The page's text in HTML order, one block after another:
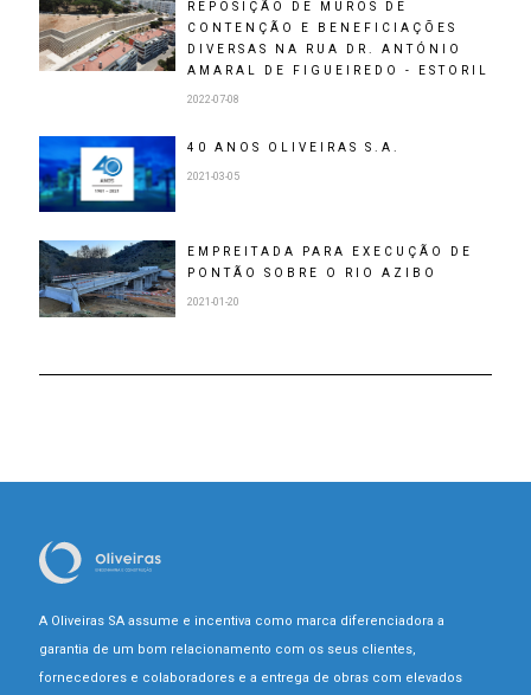
REPOSIÇÃO DE MUROS DE
CONTENÇÃO E BENEFICIAÇÕES
DIVERSAS NA RUA DR. ANTÓNIO
AMARAL DE FIGUEIREDO - ESTORIL
2022-07-08
40 ANOS OLIVEIRAS S.A.
2021-03-05
EMPREITADA PARA EXECUÇÃO DE
PONTÃO SOBRE O RIO AZIBO
2021-01-20
A Oliveiras SA assume e incentiva como marca diferenciadora a
garantia de um bom relacionamento com os seus clientes,
fornecedores e colaboradores e a entrega de obras com elevados